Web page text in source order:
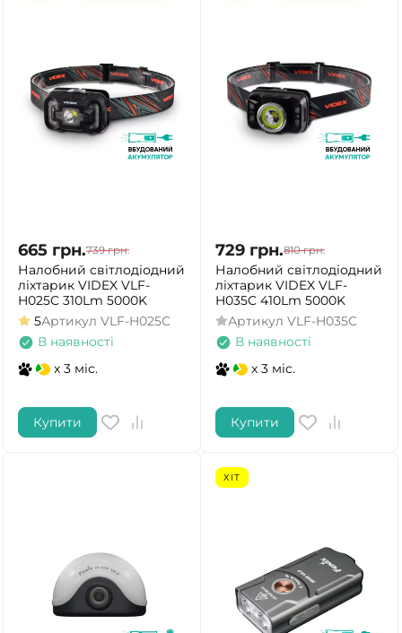
665 грн.739 грн.
Налобний світлодіодний
ліхтарик VIDEX VLF-
H025C 310Lm 5000K
5Артикул VLF-H025C
В наявності
x 3 міс.
Купити
729 грн.810 грн.
Налобний світлодіодний
ліхтарик VIDEX VLF-
H035C 410Lm 5000K
Артикул VLF-H035C
В наявності
x 3 міс.
Купити
ХІТ